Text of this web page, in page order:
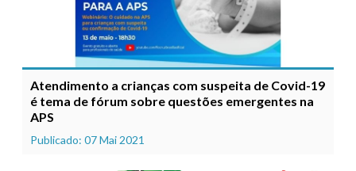
Atendimento a crianças com suspeita de Covid-19
é tema de fórum sobre questões emergentes na
APS
Publicado: 07 Mai 2021